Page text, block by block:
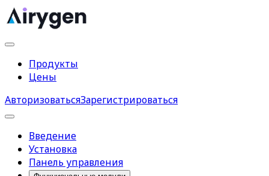
Продукты
Цены
АвторизоватьсяЗарегистрироваться
Введение
Установка
Панель управления